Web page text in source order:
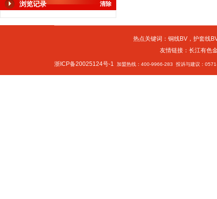
浏览记录 清除
热点关键词： 铜线BV， 护套线
友情链接： 长江有色
浙ICP备20025124号-1 加盟热线：400-9966-283 投诉与建议：